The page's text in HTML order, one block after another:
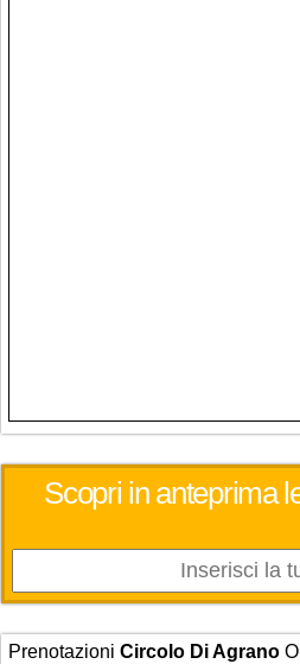
Scopri in anteprima
Prenotazioni Circolo Di Agrano